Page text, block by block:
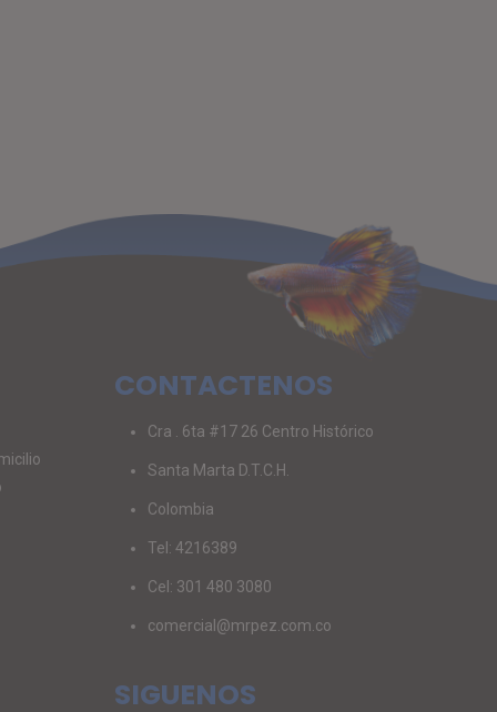
CONTACTENOS
Cra . 6ta #17 26 Centro Histórico
Santa Marta D.T.C.H.
Colombia
Tel: 4216389
Cel: 301 480 3080
comercial@mrpez.com.co
SIGUENOS